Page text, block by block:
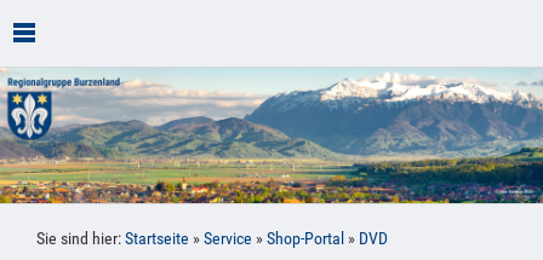
Sie sind hier:Startseite »Service »Shop-Portal » DVD